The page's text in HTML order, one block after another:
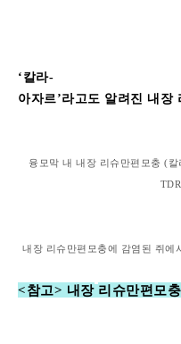
‘ 칼라-
아자르’라고도 알려진 내장
융모막 내 내장 리슈만편모충 (칼
내장 리슈만편모충에 감염된 쥐에
<참고> 내장 리슈만편모